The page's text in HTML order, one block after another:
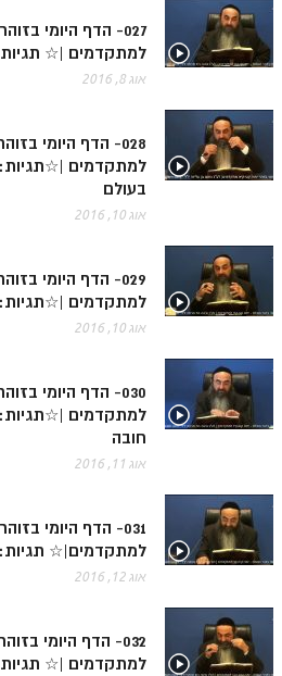
תגיות ונושאים
אודות אתר הזוהר היומי
אודות בית מדרש הסולם
גדולי ישראל על הזוהר
אפליקציית ספר הזוהר הקדוש
תרומות
לאתר הבית
לבלוג הרב
לאתר ספר הרב
הזמן סט זוהר
הזמן סט זוהר
027- הדף היומי
למתקדמים |☆
אוג 8, 2016
028- הדף היומי
למתקדמים
בעולם
אוג 10, 2016
029- הדף היומי
למתקדמים
אוג 10, 2016
030- הדף היומי
למתקדמים
חובה
אוג 11, 2016
031- הדף היומי
למתקדמים|☆
אוג 12, 2016
032- הדף היומי
למתקדמים |☆